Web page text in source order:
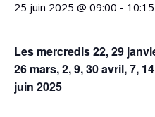
25 juin 2025 @ 09:00 - 10:15
Les mercredis 22, 29
26 mars, 2, 9, 30 avril, 7,
juin 2025